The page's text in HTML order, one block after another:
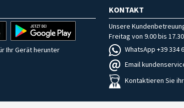
Ihr Gerät herunter
KONTAKT
Unsere
Freitag von 9.00 bis
WhatsApp +39 334
Email
Kontaktieren Sie